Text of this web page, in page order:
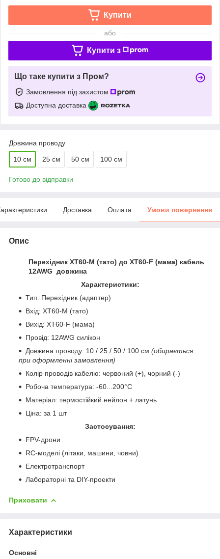
Купити
або
Купити з
Що таке купити з Пром?
Замовлення під захистом
Доступна доставка
Довжина проводу
10 см 25 см 50 см 100 см
Готово до відправки
Доставка Оплата Умови повернення
Опис
Перехідник XT60-M (тато) до XT60-F (мама) кабель
12AWG довжина
Характеристики:
Тип: Перехідник (адаптер)
Вхід: XT60-M (тато)
Вихід: XT60-F (мама)
Провід: 12AWG силікон
Довжина проводу: 10 / 25 / 50 / 100 см (обирається
при оформленні замовлення)
Колір проводів кабелю: червоний (+), чорний (-)
Робоча температура: -60...200°C
Матеріал: термостійкий нейлон + латунь
Ціна: за 1 шт
Застосування:
FPV-дрони
RC-моделі (літаки, машини, човни)
Електротранспорт
Лабораторні та DIY-проекти
Приховати
Характеристики
Основні